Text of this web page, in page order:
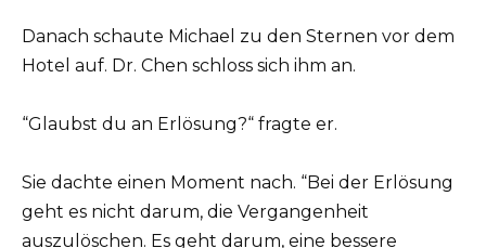
Danach schaute Michael zu den Sternen vor dem
Hotel auf. Dr. Chen schloss sich ihm an.
“Glaubst du an Erlösung?“ fragte er.
Sie dachte einen Moment nach. “Bei der Erlösung
geht es nicht darum, die Vergangenheit
auszulöschen. Es geht darum, eine bessere